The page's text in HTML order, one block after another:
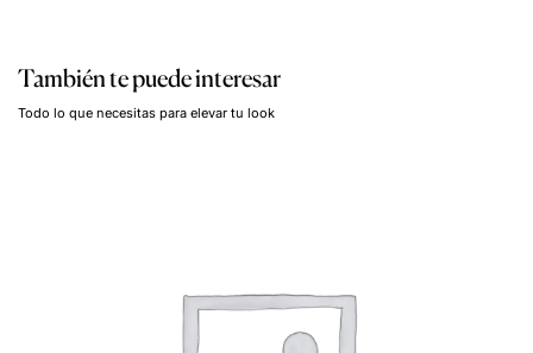
También te puede interesar
Todo lo que necesitas para elevar tu look